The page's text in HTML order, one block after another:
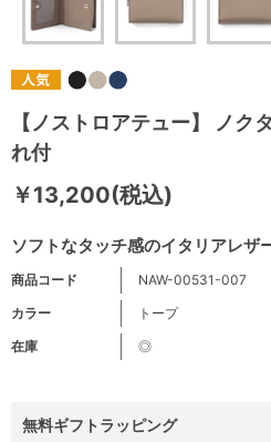
【ノストロアテュー】 ノク
れ付
ソフトなタッチ感のイタリアレザ
￥13,200(税込)
商品コード
NAW-00531-007
カラー
トープ
在庫
◎
無料ギフトラッピング